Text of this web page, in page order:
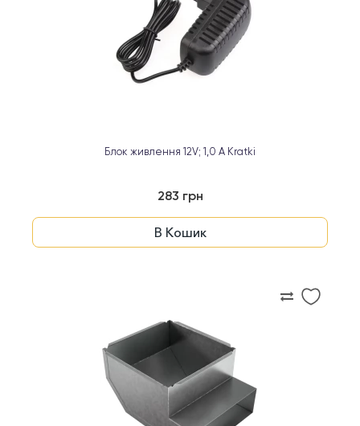
Блок живлення 12V; 1,0 A Kratki
283 грн
В Кошик